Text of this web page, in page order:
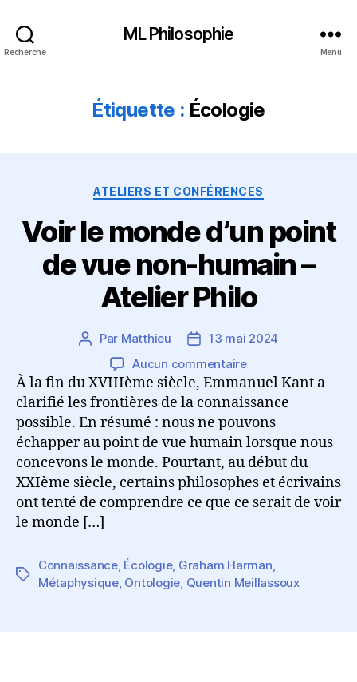
Recherche
ML Philosophie
Menu
Étiquette : Écologie
Catégories
ATELIERS ET CONFÉRENCES
Voir le monde d’un point
de vue non-humain –
Atelier Philo
Auteur
l’article
Par Matthieu
Date
l’article
13 mai 2024
Aucun commentairesur
Voir
le
d’un
point
de
vue
non-
Philo
À la fin du XVIIIème siècle, Emmanuel Kant a
clarifié les frontières de la connaissance
possible. En résumé : nous ne pouvons
échapper au point de vue humain lorsque nous
concevons le monde. Pourtant, au début du
XXIème siècle, certains philosophes et écrivains
ont tenté de comprendre ce que ce serait de voir
le monde […]
Étiquettes
Connaissance, Écologie, Graham Harman
Métaphysique, Ontologie Quentin Meillassoux